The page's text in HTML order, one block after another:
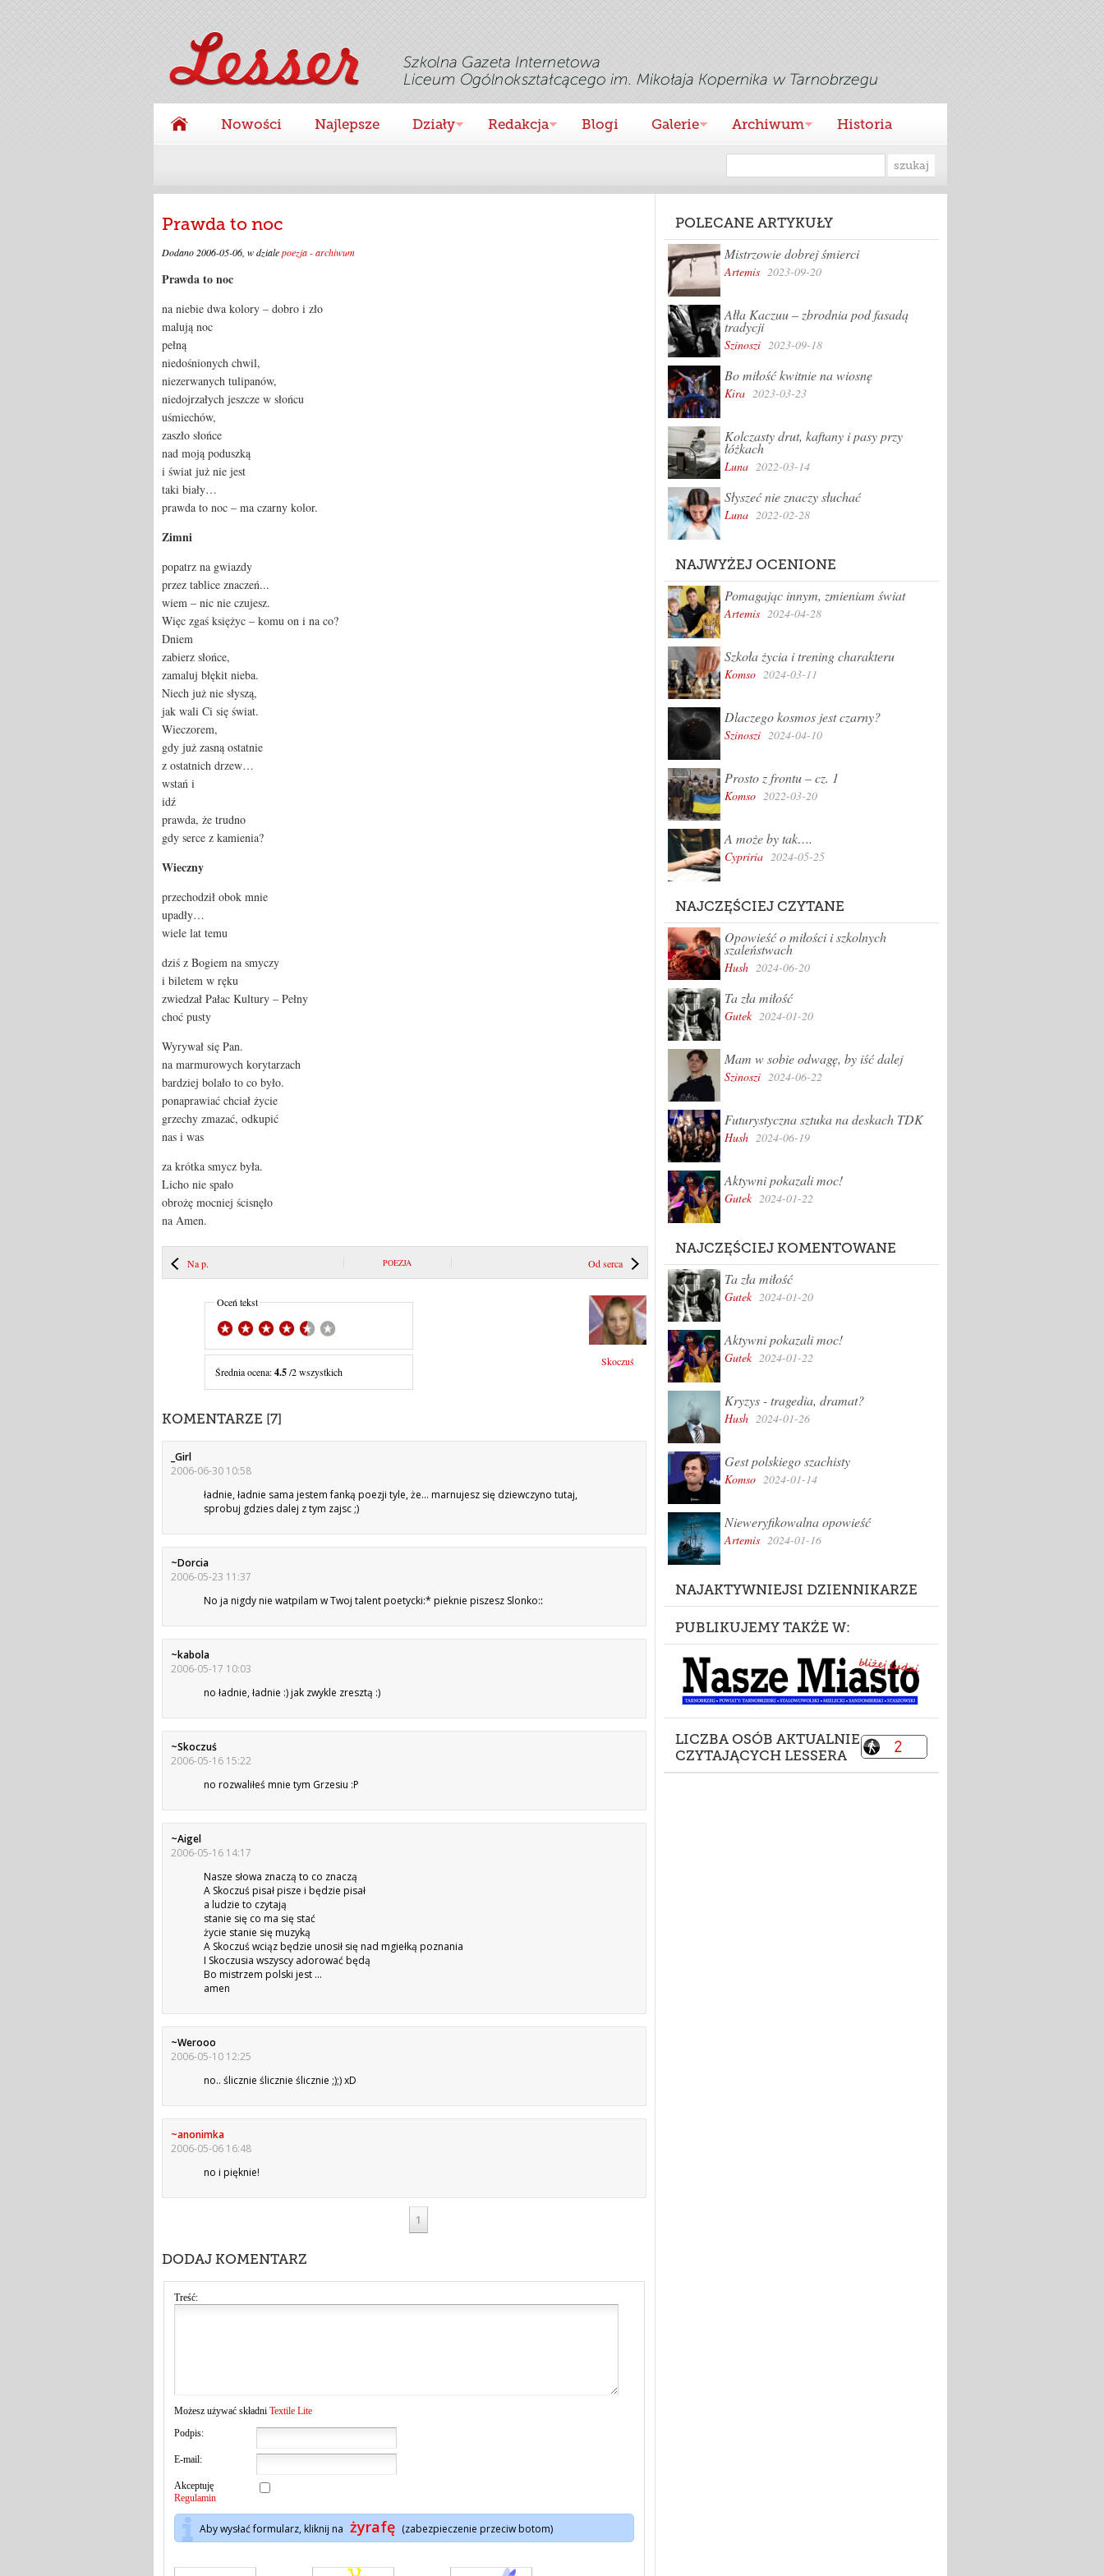
Nowości Najlepsze Działy Redakcja Blogi Galerie Archiwum Historia
Prawda to noc
Dodano 2006-05-06, w dzialepoezja - archiwum
Prawda to noc
na niebie dwa kolory – dobro i zło
malują noc
pełną
niedośnionych chwil,
niezerwanych tulipanów,
niedojrzałych jeszcze w słońcu
uśmiechów,
zaszło słońce
nad moją poduszką
i świat już nie jest
taki biały…
prawda to noc – ma czarny kolor.
Zimni
popatrz na gwiazdy
przez tablice znaczeń...
wiem – nic nie czujesz.
Więc zgaś księżyc – komu on i na co?
Dniem
zabierz słońce,
zamaluj błękit nieba.
Niech już nie słyszą,
jak wali Ci się świat.
Wieczorem,
gdy już zasną ostatnie
z ostatnich drzew…
wstań i
idź
prawda, że trudno
gdy serce z kamienia?
Wieczny
przechodził obok mnie
upadły…
wiele lat temu
dziś z Bogiem na smyczy
i biletem w ręku
zwiedzał Pałac Kultury – Pełny
choć pusty
Wyrywał się Pan.
na marmurowych korytarzach
bardziej bolało to co było.
ponaprawiać chciał życie
grzechy zmazać, odkupić
nas i was
za krótka smycz była.
Licho nie spało
obrożę mocniej ścisnęło
na Amen.
Na p. POEZJA Od serca
Skoczuś
Oceń tekst
Średnia ocena:4.5/2 wszystkich
KOMENTARZE [7]
_Girl
2006-06-30 10:58
ładnie, ładnie sama jestem fanką poezji tyle, że… marnujesz się dziewczyno tutaj,
sprobuj gdzies dalej z tym zajsc ;)
~Dorcia
2006-05-23 11:37
No ja nigdy nie watpilam w Twoj talent poetycki:* pieknie piszesz Slonko::
~kabola
2006-05-17 10:03
no ładnie, ładnie :) jak zwykle zresztą :)
~Skoczuś
2006-05-16 15:22
no rozwaliłeś mnie tym Grzesiu :P
~Aigel
2006-05-16 14:17
Nasze słowa znaczą to co znaczą
A Skoczuś pisał pisze i będzie pisał
a ludzie to czytają
stanie się co ma się stać
życie stanie się muzyką
A Skoczuś wciąz będzie unosił się nad mgiełką poznania
I Skoczusia wszyscy adorować będą
Bo mistrzem polski jest …
amen
~Werooo
2006-05-10 12:25
no.. ślicznie ślicznie ślicznie ;);) xD
~anonimka
2006-05-06 16:48
no i pięknie!
1
DODAJ KOMENTARZ
Treść:
Możesz używać składni Textile Lite
Podpis:
E-mail:
Akceptuję
Regulamin
Aby wysłać formularz, kliknij na żyrafę (zabezpieczenie przeciw botom)
POLECANE ARTYKUŁY
Mistrzowie dobrej śmierci
Artemis 2023-09-20
Ałła Kaczuu – zbrodnia pod fasadą
tradycji
Szinoszi 2023-09-18
Bo miłość kwitnie na wiosnę
Kira 2023-03-23
Kolczasty drut, kaftany i pasy przy
łóżkach
Luna 2022-03-14
Słyszeć nie znaczy słuchać
Luna 2022-02-28
NAJWYŻEJ OCENIONE
Pomagając innym, zmieniam świat
Artemis 2024-04-28
Szkoła życia i trening charakteru
Komso 2024-03-11
Dlaczego kosmos jest czarny?
Szinoszi 2024-04-10
Prosto z frontu – cz. 1
Komso 2022-03-20
A może by tak….
Cypriria 2024-05-25
NAJCZĘŚCIEJ CZYTANE
Opowieść o miłości i szkolnych
szaleństwach
Hush 2024-06-20
Ta zła miłość
Gutek 2024-01-20
Mam w sobie odwagę, by iść dalej
Szinoszi 2024-06-22
Futurystyczna sztuka na deskach TDK
Hush 2024-06-19
Aktywni pokazali moc!
Gutek 2024-01-22
NAJCZĘŚCIEJ KOMENTOWANE
Ta zła miłość
Gutek 2024-01-20
Aktywni pokazali moc!
Gutek 2024-01-22
Kryzys - tragedia, dramat?
Hush 2024-01-26
Gest polskiego szachisty
Komso 2024-01-14
Nieweryfikowalna opowieść
Artemis 2024-01-16
NAJAKTYWNIEJSI DZIENNIKARZE
PUBLIKUJEMY TAKŻE W:
LICZBA OSÓB AKTUALNIE
CZYTAJĄCYCH LESSERA